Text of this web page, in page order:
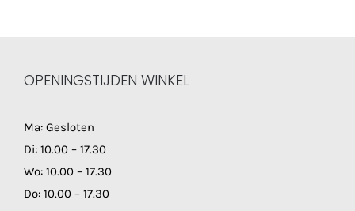
OPENINGSTIJDEN WINKEL
Ma: Gesloten
Di: 10.00 – 17.30
Wo: 10.00 – 17.30
Do: 10.00 – 17.30